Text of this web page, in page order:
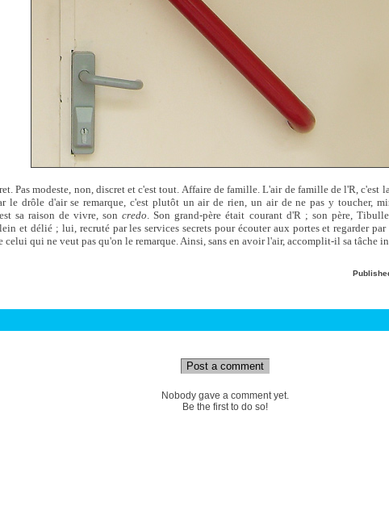
Pas modeste, non, discret et c'est tout. Affaire de famille. L'air de famille de l'R, c'est
le drôle d'air se remarque, c'est plutôt un air de rien, un air de ne pas y toucher,
sa raison de vivre, soncredo . Son grand-père était courant d'R ; son père,
et délié ; lui, recruté par les services secrets pour écouter aux portes et regarder par
celui qui ne veut pas qu'on le remarque. Ainsi, sans en avoir l'air, accomplit-il sa tâche
Post a comment
Nobody gave a comment yet.
Be the first to do so!